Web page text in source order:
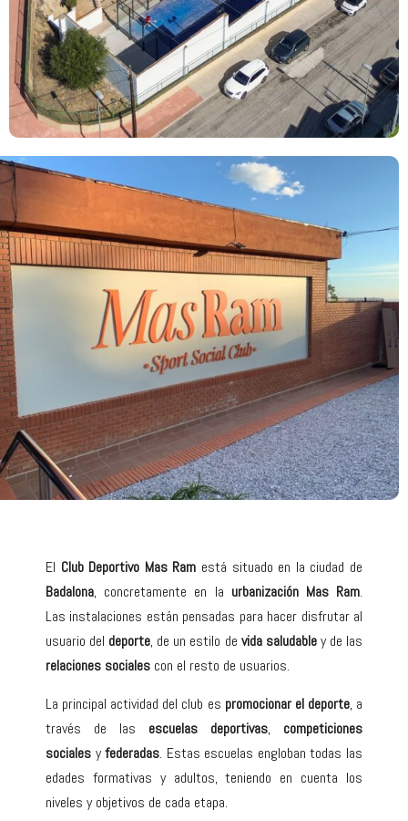
El Club Deportivo Mas Ram está situado en la ciudad de
Badalona, ​​concretamente en la urbanización Mas Ram.
Las instalaciones están pensadas para hacer disfrutar al
usuario del deporte, de un estilo de vida saludabley de las
relaciones sociales con el resto de usuarios.
La principal actividad del club es promocionar el deporte, a
través de las escuelas deportivas, competiciones
sociales yfederadas. Estas escuelas engloban todas las
edades formativas y adultos, teniendo en cuenta los
niveles y objetivos de cada etapa.